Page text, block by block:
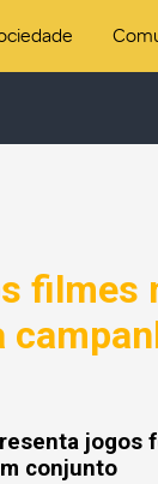
filmes
conjunto